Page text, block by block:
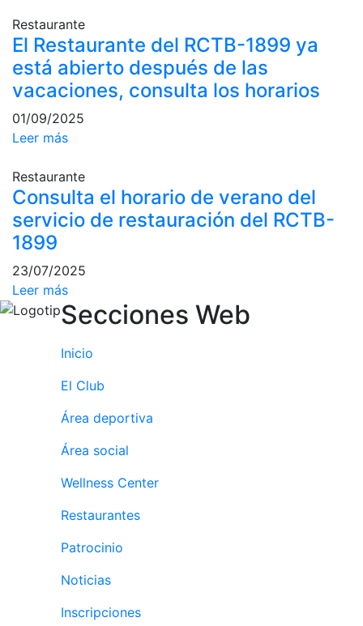
Cuadro
d'Honor
Histórico del
Campeonato
Normativa
Otros deportes
Área social
Activitats
Socials
Salidas
culturales
Talks
Calendario de
Sociales
mesa
Peñas del Club
Wellness Center
fisiosalud
Restaurante
El Restaurante del RCTB-1899 ya
está abierto después de las
vacaciones, consulta los horarios
01/09/2025
Leer más
Restaurante
Consulta el horario de verano del
servicio de restauración del RCTB-
1899
23/07/2025
Leer más
Secciones Web
Inicio
El Club
Área deportiva
Área social
Wellness Center
Restaurantes
Patrocinio
Noticias
Inscripciones